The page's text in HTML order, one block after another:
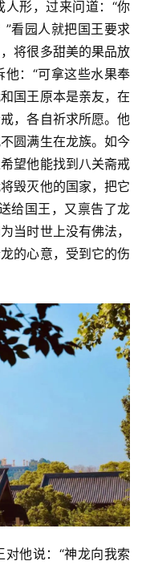
形，过来问道：“你
看园人就把国王要求
将很多甜美的果品放
：“可拿这些水果奉
国王原本是亲友，在
，各自祈求所愿。他
圆满生在龙族。如今
望他能找到八关斋戒
毁灭他的国家，把它
给国王，又禀告了龙
当时世上没有佛法，
的心意，受到它的伤
他说：“神龙向我索